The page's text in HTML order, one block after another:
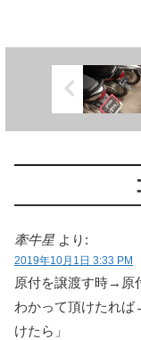
牽牛星 より:
2019年10月1日 3:33 PM
原付を譲渡す時→原
わかって頂けたれ
けたら」